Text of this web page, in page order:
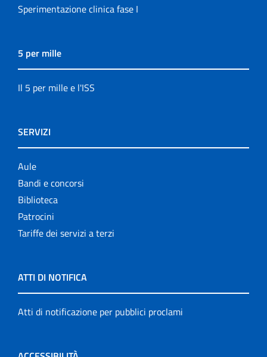
Sperimentazione clinica fase I
5 per mille
Il 5 per mille e l'ISS
SERVIZI
Aule
Bandi e concorsi
Biblioteca
Patrocini
Tariffe dei servizi a terzi
ATTI DI NOTIFICA
Atti di notificazione per pubblici proclami